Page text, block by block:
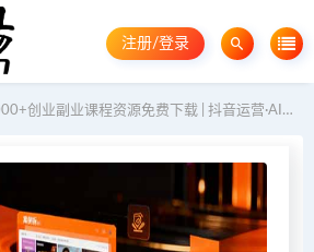
注册/登录
业副业课程资源免费下载 | 抖音运营·AI教程·GEO优化